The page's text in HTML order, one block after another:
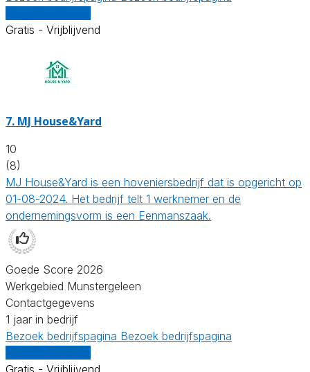
Gratis - Vrijblijvend
7. MJ House&Yard
10
(8)
MJ House&Yard is een hoveniersbedrijf dat is opgericht op
01-08-2024. Het bedrijf telt 1 werknemer en de
ondernemingsvorm is een Eenmanszaak.
Goede Score 2026
Werkgebied Munstergeleen
Contactgegevens
1 jaar in bedrijf
Bezoek bedrijfspagina Bezoek bedrijfspagina
Gratis - Vrijblijvend